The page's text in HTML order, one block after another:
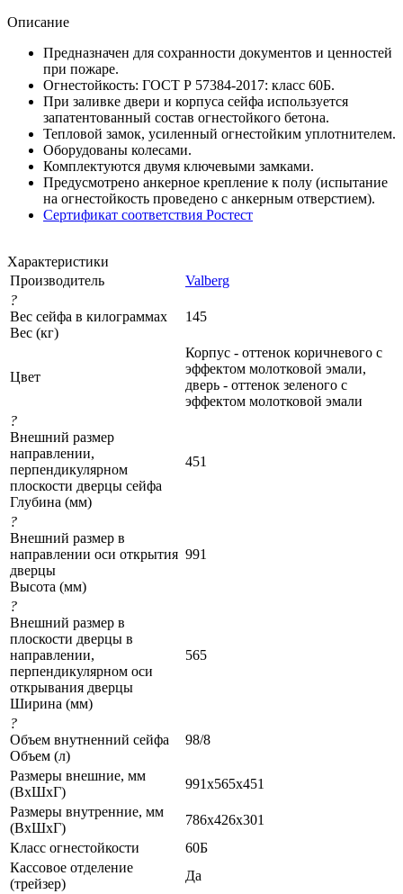
Описание
Предназначен для сохранности документов и ценностей
при пожаре.
Огнестойкость: ГОСТ Р 57384-2017: класс 60Б.
При заливке двери и корпуса сейфа используется
запатентованный состав огнестойкого бетона.
Тепловой замок, усиленный огнестойким уплотнителем.
Оборудованы колесами.
Комплектуются двумя ключевыми замками.
Предусмотрено анкерное крепление к полу (испытание
на огнестойкость проведено с анкерным отверстием).
Сертификат соответствия Ростест
Характеристики
Производитель
Valberg
?
Вес сейфа в килограммах
Вес (кг)
145
Цвет
Корпус - оттенок коричневого с
эффектом молотковой эмали,
дверь - оттенок зеленого с
эффектом молотковой эмали
?
Внешний размер
направлении,
перпендикулярном
плоскости дверцы сейфа
Глубина (мм)
451
?
Внешний размер в
направлении оси открытия
дверцы
Высота (мм)
991
?
Внешний размер в
плоскости дверцы в
направлении,
перпендикулярном оси
открывания дверцы
Ширина (мм)
565
?
Объем внутненний сейфа
Объем (л)
98/8
Размеры внешние, мм
(ВхШхГ)
991x565x451
Размеры внутренние, мм
(ВхШхГ)
786x426x301
Класс огнестойкости
60Б
Кассовое отделение
(трейзер)
Да